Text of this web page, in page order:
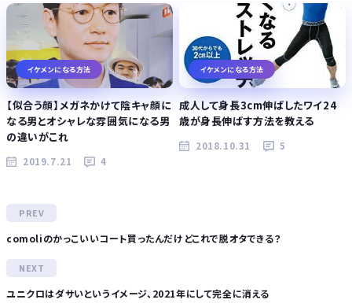
イケメンになる方法
【似合う顔】メガネかけて陰キャ顔に
なる男とオシャレな雰囲気になる男
の違いがこれ
2019.7.21 4
イケメンになる方法
成人して身長3cm伸ばしたワイ24
歳が身長伸ばす方法を教える
2018.10.31 5
comoliのかっこいいコート買ったんだけどこれで脱オタできる？
ユニクロはダサいというイメージ、2021年にして完全に消える